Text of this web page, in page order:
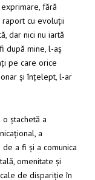
fără
raport cu evoluții
dar nici nu iartă
după mine, l-aș
pe care orice
și înțelept, l-ar
ștachetă a
a
a fi și a comunica
omenitate și
de dispariție în